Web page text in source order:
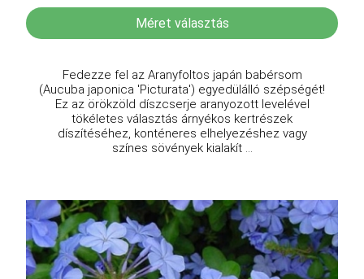
Méret választás
Fedezze fel az Aranyfoltos japán babérsom
(Aucuba japonica 'Picturata') egyedülálló szépségét!
Ez az örökzöld díszcserje aranyozott levelével
tökéletes választás árnyékos kertrészek
díszítéséhez, konténeres elhelyezéshez vagy
színes sövények kialakít ...